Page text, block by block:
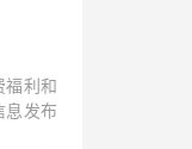
福利和
息发布